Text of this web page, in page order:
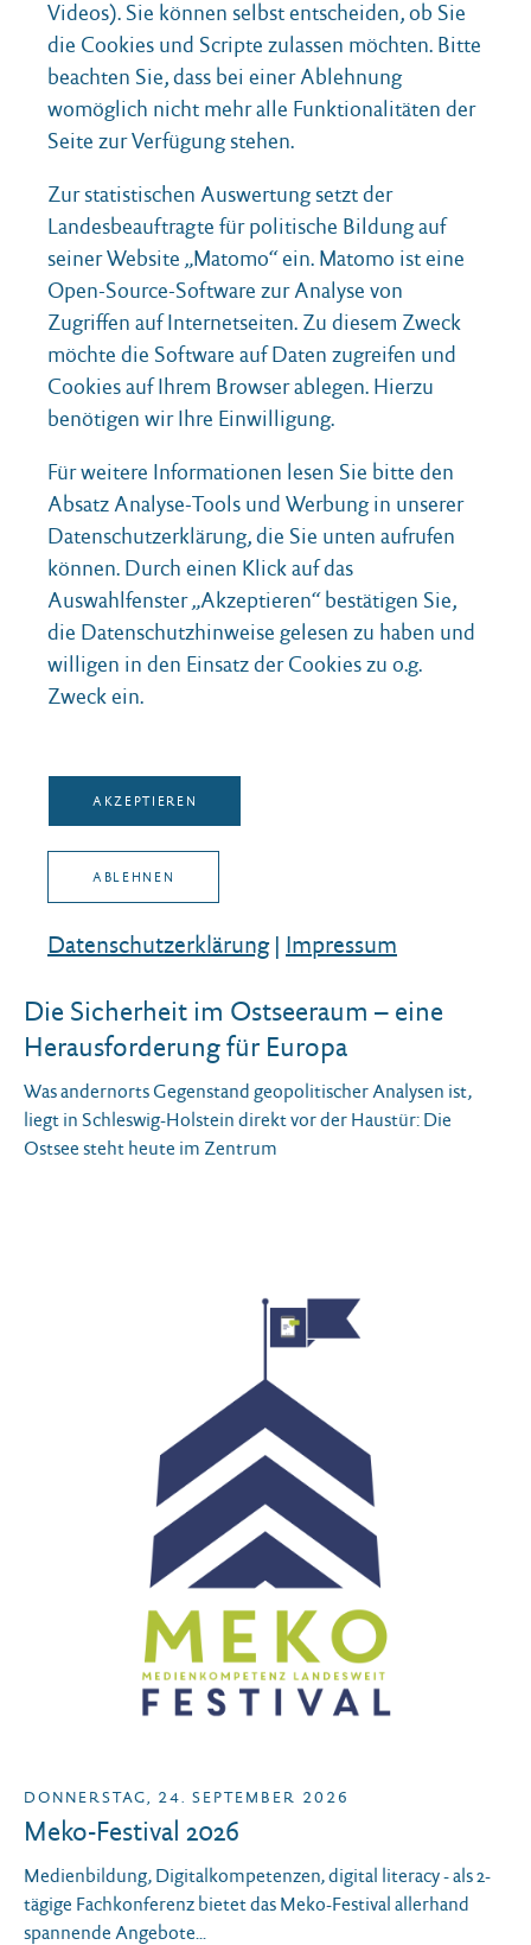
MONTAG, 2. NOVEMBER 2026
Radikal höflich
Wie kann ich im Alltag eine klare Haltung gegen
menschenfeindliche, ausgrenzende und
verschwörungserzählerische Aussagen zeigen?
Die Sicherheit im Ostseeraum – eine
Herausforderung für Europa
Was andernorts Gegenstand geopolitischer Analysen ist,
liegt in Schleswig-Holstein direkt vor der Haustür: Die
Ostsee steht heute im Zentrum
DONNERSTAG, 24. SEPTEMBER 2026
Meko-Festival 2026
Medienbildung, Digitalkompetenzen, digital literacy - als 2-
tägige Fachkonferenz bietet das Meko-Festival allerhand
spannende Angebote...
Videos). Sie können selbst entscheiden, ob Sie
die Cookies und Scripte zulassen möchten. Bitte
beachten Sie, dass bei einer Ablehnung
womöglich nicht mehr alle Funktionalitäten der
Seite zur Verfügung stehen.
Zur statistischen Auswertung setzt der
Landesbeauftragte für politische Bildung auf
seiner Website „Matomo“ ein. Matomo ist eine
Open-Source-Software zur Analyse von
Zugriffen auf Internetseiten. Zu diesem Zweck
möchte die Software auf Daten zugreifen und
Cookies auf Ihrem Browser ablegen. Hierzu
benötigen wir Ihre Einwilligung.
Für weitere Informationen lesen Sie bitte den
Absatz Analyse-Tools und Werbung in unserer
Datenschutzerklärung, die Sie unten aufrufen
können. Durch einen Klick auf das
Auswahlfenster „Akzeptieren“ bestätigen Sie,
die Datenschutzhinweise gelesen zu haben und
willigen in den Einsatz der Cookies zu o.g.
Zweck ein.
AKZEPTIEREN
ABLEHNEN
Datenschutz­erklärung| Impressum